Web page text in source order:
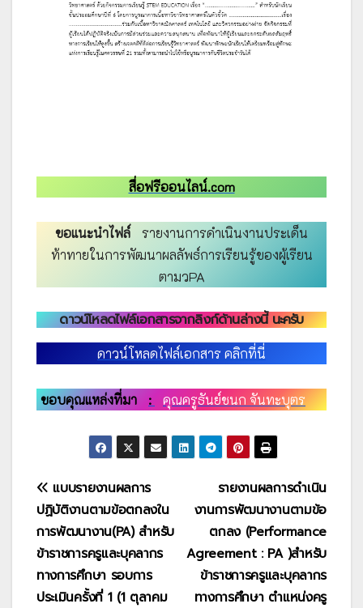
สื่อฟรีออนไลน์.com
ขอแนะนำไฟล์
รายงานการดำเนินงานประเด็น
ท้าทายในการพัฒนาผลลัพธ์การเรียนรู้ของผู้เรียน
ตามวPA
ดาวน์โหลดไฟล์เอกสารจากลิงก์ด้านล่างนี้ นะครับ
ดาวน์โหลดไฟล์เอกสาร คลิกที่นี่
ขอบคุณแหล่งที่มา : คุณครูธันย์ชนก จันทะบุตร
แนะแนว
เรื่อง
รายงานผลการดำเนิน
งานการพัฒนางานตามข้อ
ตกลง (Performance
Agreement : PA )สำหรับ
ข้าราชการครูและบุคลากร
ทางการศึกษา ตำแหน่งครู
แบบรายงานผลการ
ปฏิบัติงานตามข้อตกลงใน
การพัฒนางาน(PA) สำหรับ
ข้าราชการครูและบุคลากร
ทางการศึกษา รอบการ
ประเมินครั้งที่ 1 (1 ตุลาคม